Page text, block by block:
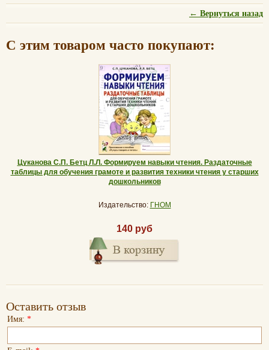
← Вернуться назад
С этим товаром часто покупают:
Цуканова С.П. Бетц Л.Л. Формируем навыки чтения. Раздаточные
таблицы для обучения грамоте и развития техники чтения у старших
дошкольников
Издательство: ГНОМ
140 руб
Оставить отзыв
Имя: *